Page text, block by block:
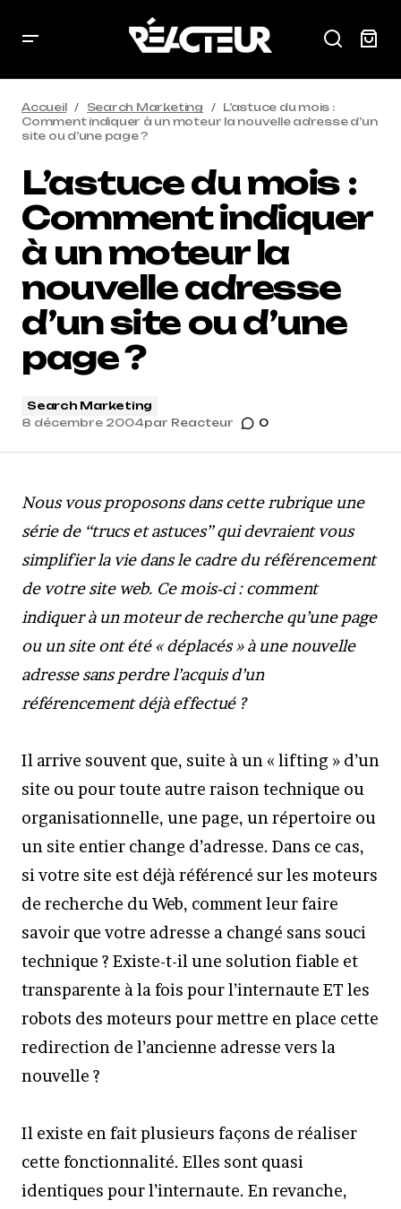
Accueil Search Marketing
L’astuce du mois :
Comment indiquer à un moteur la nouvelle adresse d’un
site ou d’une page ?
L’astuce du mois :
Comment indiquer
à un moteur la
nouvelle adresse
d’un site ou d’une
page ?
Search Marketing
8 décembre 2004par Reacteur 0
Nous vous proposons dans cette rubrique une
série de “trucs et astuces” qui devraient vous
simplifier la vie dans le cadre du référencement
de votre site web. Ce mois-ci : comment
indiquer à un moteur de recherche qu’une page
ou un site ont été « déplacés » à une nouvelle
adresse sans perdre l’acquis d’un
référencement déjà effectué ?
Il arrive souvent que, suite à un « lifting » d’un
site ou pour toute autre raison technique ou
organisationnelle, une page, un répertoire ou
un site entier change d’adresse. Dans ce cas,
si votre site est déjà référencé sur les moteurs
de recherche du Web, comment leur faire
savoir que votre adresse a changé sans souci
technique ? Existe-t-il une solution fiable et
transparente à la fois pour l’internaute ET les
robots des moteurs pour mettre en place cette
redirection de l’ancienne adresse vers la
nouvelle ?
Il existe en fait plusieurs façons de réaliser
cette fonctionnalité. Elles sont quasi
identiques pour l’internaute. En revanche,